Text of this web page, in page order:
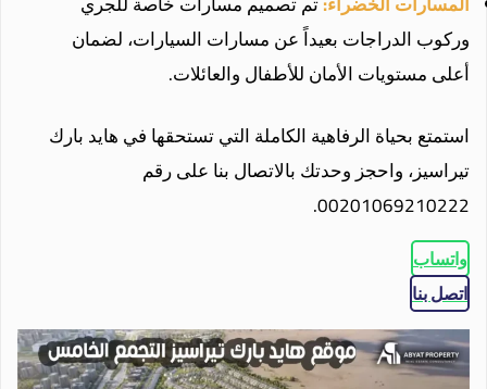
وركوب الدراجات بعيداً عن مسارات السيارات، لضمان
أعلى مستويات الأمان للأطفال والعائلات.
استمتع بحياة الرفاهية الكاملة التي تستحقها في هايد بارك
تيراسيز، واحجز وحدتك بالاتصال بنا على رقم
00201069210222.
واتساب
اتصل بنا